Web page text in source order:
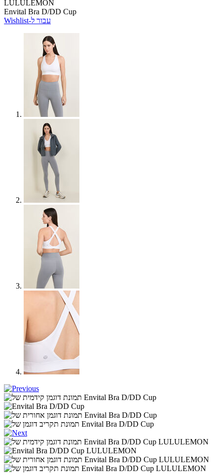
LULULEMON
Envital Bra D/DD Cup
Wishlist-עבור ל